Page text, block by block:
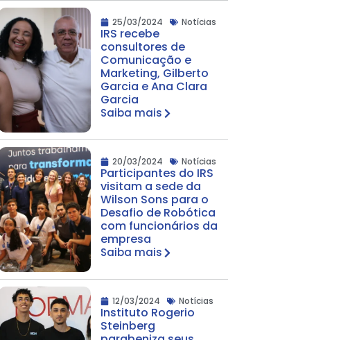
25/03/2024 Notícias
IRS recebe
consultores de
Comunicação e
Marketing, Gilberto
Garcia e Ana Clara
Garcia
Saiba mais
20/03/2024 Notícias
Participantes do IRS
visitam a sede da
Wilson Sons para o
Desafio de Robótica
com funcionários da
empresa
Saiba mais
12/03/2024 Notícias
Instituto Rogerio
Steinberg